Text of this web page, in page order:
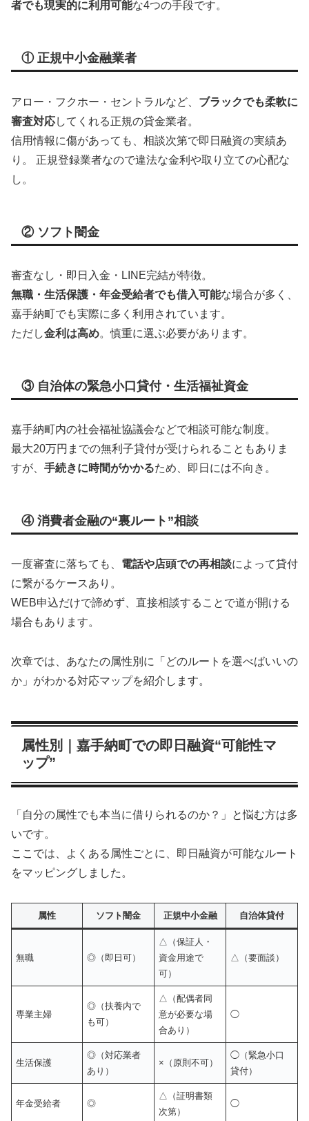
者でも現実的に利用可能な4つの手段です。
① 正規中小金融業者
アロー・フクホー・セントラルなど、 ブラックでも柔軟に
審査対応してくれる正規の貸金業者。
信用情報に傷があっても、相談次第で即日融資の実績あ
り。 正規登録業者なので違法な金利や取り立ての心配な
し。
② ソフト闇金
審査なし・即日入金・LINE完結が特徴。
無職・生活保護・年金受給者でも借入可能な場合が多く、
嘉手納町でも実際に多く利用されています。
ただし金利は高め。慎重に選ぶ必要があります。
③ 自治体の緊急小口貸付・生活福祉資金
嘉手納町内の社会福祉協議会などで相談可能な制度。
最大20万円までの無利子貸付が受けられることもありま
すが、 手続きに時間がかかるため、即日には不向き。
④ 消費者金融の“裏ルート”相談
一度審査に落ちても、 電話や店頭での再相談によって貸付
に繋がるケースあり。
WEB申込だけで諦めず、直接相談することで道が開ける
場合もあります。
次章では、あなたの属性別に「どのルートを選べばいいの
か」がわかる対応マップを紹介します。
属性別｜嘉手納町での即日融資“可能性マ
ップ”
「自分の属性でも本当に借りられるのか？」と悩む方は多
いです。
ここでは、よくある属性ごとに、即日融資が可能なルート
をマッピングしました。
属性 ソフト闇金 正規中小金融 自治体貸付
無職 ◎（即日可）
△（保証人・
資金用途で
可）
△（要面談）
専業主婦
◎（扶養内で
も可）
△（配偶者同
意が必要な場
合あり）
◯
生活保護
◎（対応業者
あり）
×（原則不可）
◯（緊急小口
貸付）
年金受給者 ◎
△（証明書類
次第）
◯